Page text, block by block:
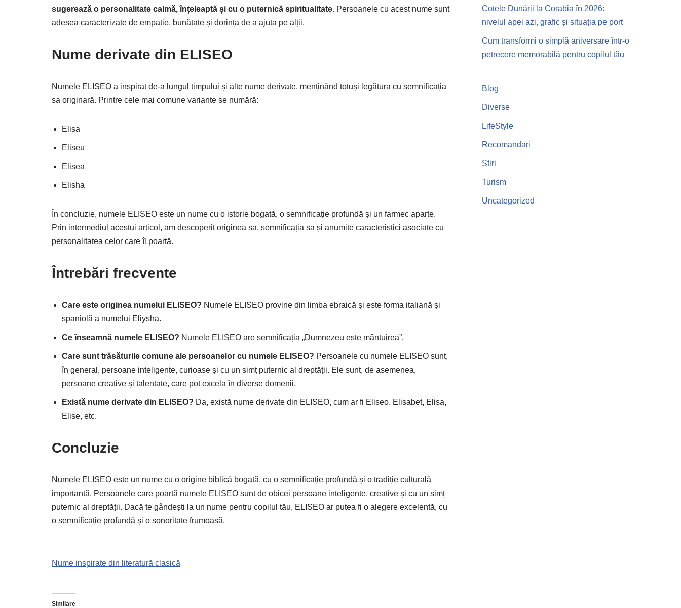
sugerează o personalitate calmă, înțeleaptă și cu o puternică spiritualitate. Persoanele cu acest nume sunt
adesea caracterizate de empatie, bunătate și dorința de a ajuta pe alții.
Nume derivate din ELISEO
Numele ELISEO a inspirat de-a lungul timpului și alte nume derivate, menținând totuși legătura cu semnificația
sa originară. Printre cele mai comune variante se numără:
Elisa
Eliseu
Elisea
Elisha
În concluzie, numele ELISEO este un nume cu o istorie bogată, o semnificație profundă și un farmec aparte.
Prin intermediul acestui articol, am descoperit originea sa, semnificația sa și anumite caracteristici asociate cu
personalitatea celor care îl poartă.
Întrebări frecvente
Care este originea numelui ELISEO? Numele ELISEO provine din limba ebraică și este forma italiană și
spaniolă a numelui Eliysha.
Ce înseamnă numele ELISEO? Numele ELISEO are semnificația „Dumnezeu este mântuirea”.
Care sunt trăsăturile comune ale persoanelor cu numele ELISEO? Persoanele cu numele ELISEO sunt,
în general, persoane inteligente, curioase și cu un simț puternic al dreptății. Ele sunt, de asemenea,
persoane creative și talentate, care pot excela în diverse domenii.
Există nume derivate din ELISEO? Da, există nume derivate din ELISEO, cum ar fi Eliseo, Elisabet, Elisa,
Elise, etc.
Concluzie
Numele ELISEO este un nume cu o origine biblică bogată, cu o semnificație profundă și o tradiție culturală
importantă. Persoanele care poartă numele ELISEO sunt de obicei persoane inteligente, creative și cu un simț
puternic al dreptății. Dacă te gândești la un nume pentru copilul tău, ELISEO ar putea fi o alegere excelentă, cu
o semnificație profundă și o sonoritate frumoasă.
Nume inspirate din literatură clasică
Similare
Cotele Dunării la Corabia în 2026:
nivelul apei azi, grafic și situația pe port
Cum transformi o simplă aniversare într-o
petrecere memorabilă pentru copilul tău
Blog
Diverse
LifeStyle
Recomandari
Stiri
Turism
Uncategorized